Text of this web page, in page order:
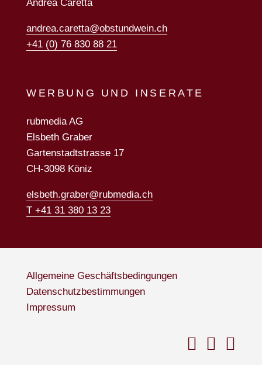
Andrea Caretta
andrea.caretta@obstundwein.ch
+41 (0) 76 830 88 21
WERBUNG UND INSERATE
rubmedia AG
Elsbeth Graber
Gartenstadtstrasse 17
CH-3098 Köniz
elsbeth.graber@rubmedia.ch
T +41 31 380 13 23
Allgemeine Geschäftsbedingungen
Datenschutzbestimmungen
Impressum